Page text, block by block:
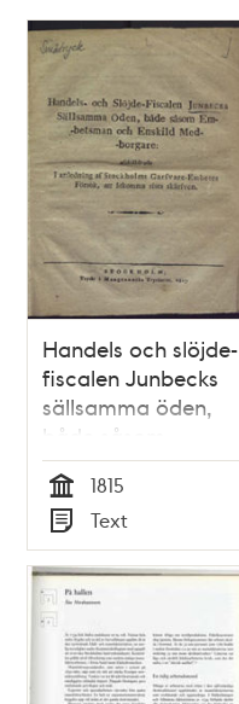
Handels och slöjde-
fiscalen Junbecks
sällsamma öden,
både såsom
embetsman och
enskild medborgare:
afskilldrade i
anledning af
Stockholms
garfvare-embetes
försök, att
åtkomma sista
skärfven.
Tid
1815
Typ
Text